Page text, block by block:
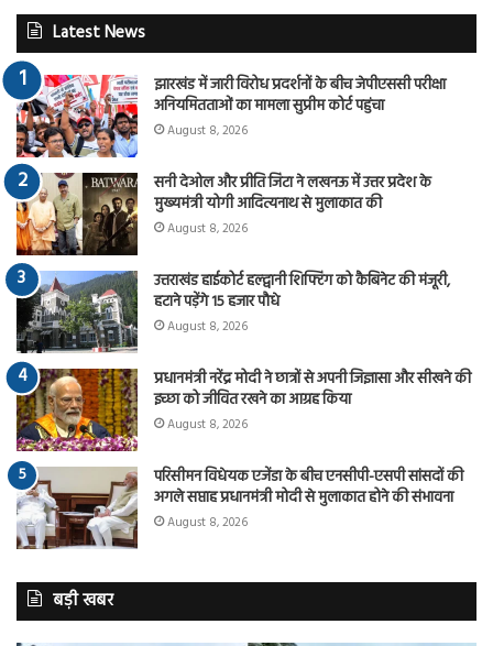
Latest News
झारखंड में जारी विरोध प्रदर्शनों के बीच जेपीएससी परीक्षा
अनियमितताओं का मामला सुप्रीम कोर्ट पहुंचा
August 8, 2026
सनी देओल और प्रीति जिंटा ने लखनऊ में उत्तर प्रदेश के
मुख्यमंत्री योगी आदित्यनाथ से मुलाकात की
August 8, 2026
उत्तराखंड हाईकोर्ट हल्द्वानी शिफ्टिंग को कैबिनेट की मंजूरी,
हटाने पड़ेंगे 15 हजार पौधे
August 8, 2026
प्रधानमंत्री नरेंद्र मोदी ने छात्रों से अपनी जिज्ञासा और सीखने की
इच्छा को जीवित रखने का आग्रह किया
August 8, 2026
परिसीमन विधेयक एजेंडा के बीच एनसीपी-एसपी सांसदों की
अगले सप्ताह प्रधानमंत्री मोदी से मुलाकात होने की संभावना
August 8, 2026
बड़ी खबर